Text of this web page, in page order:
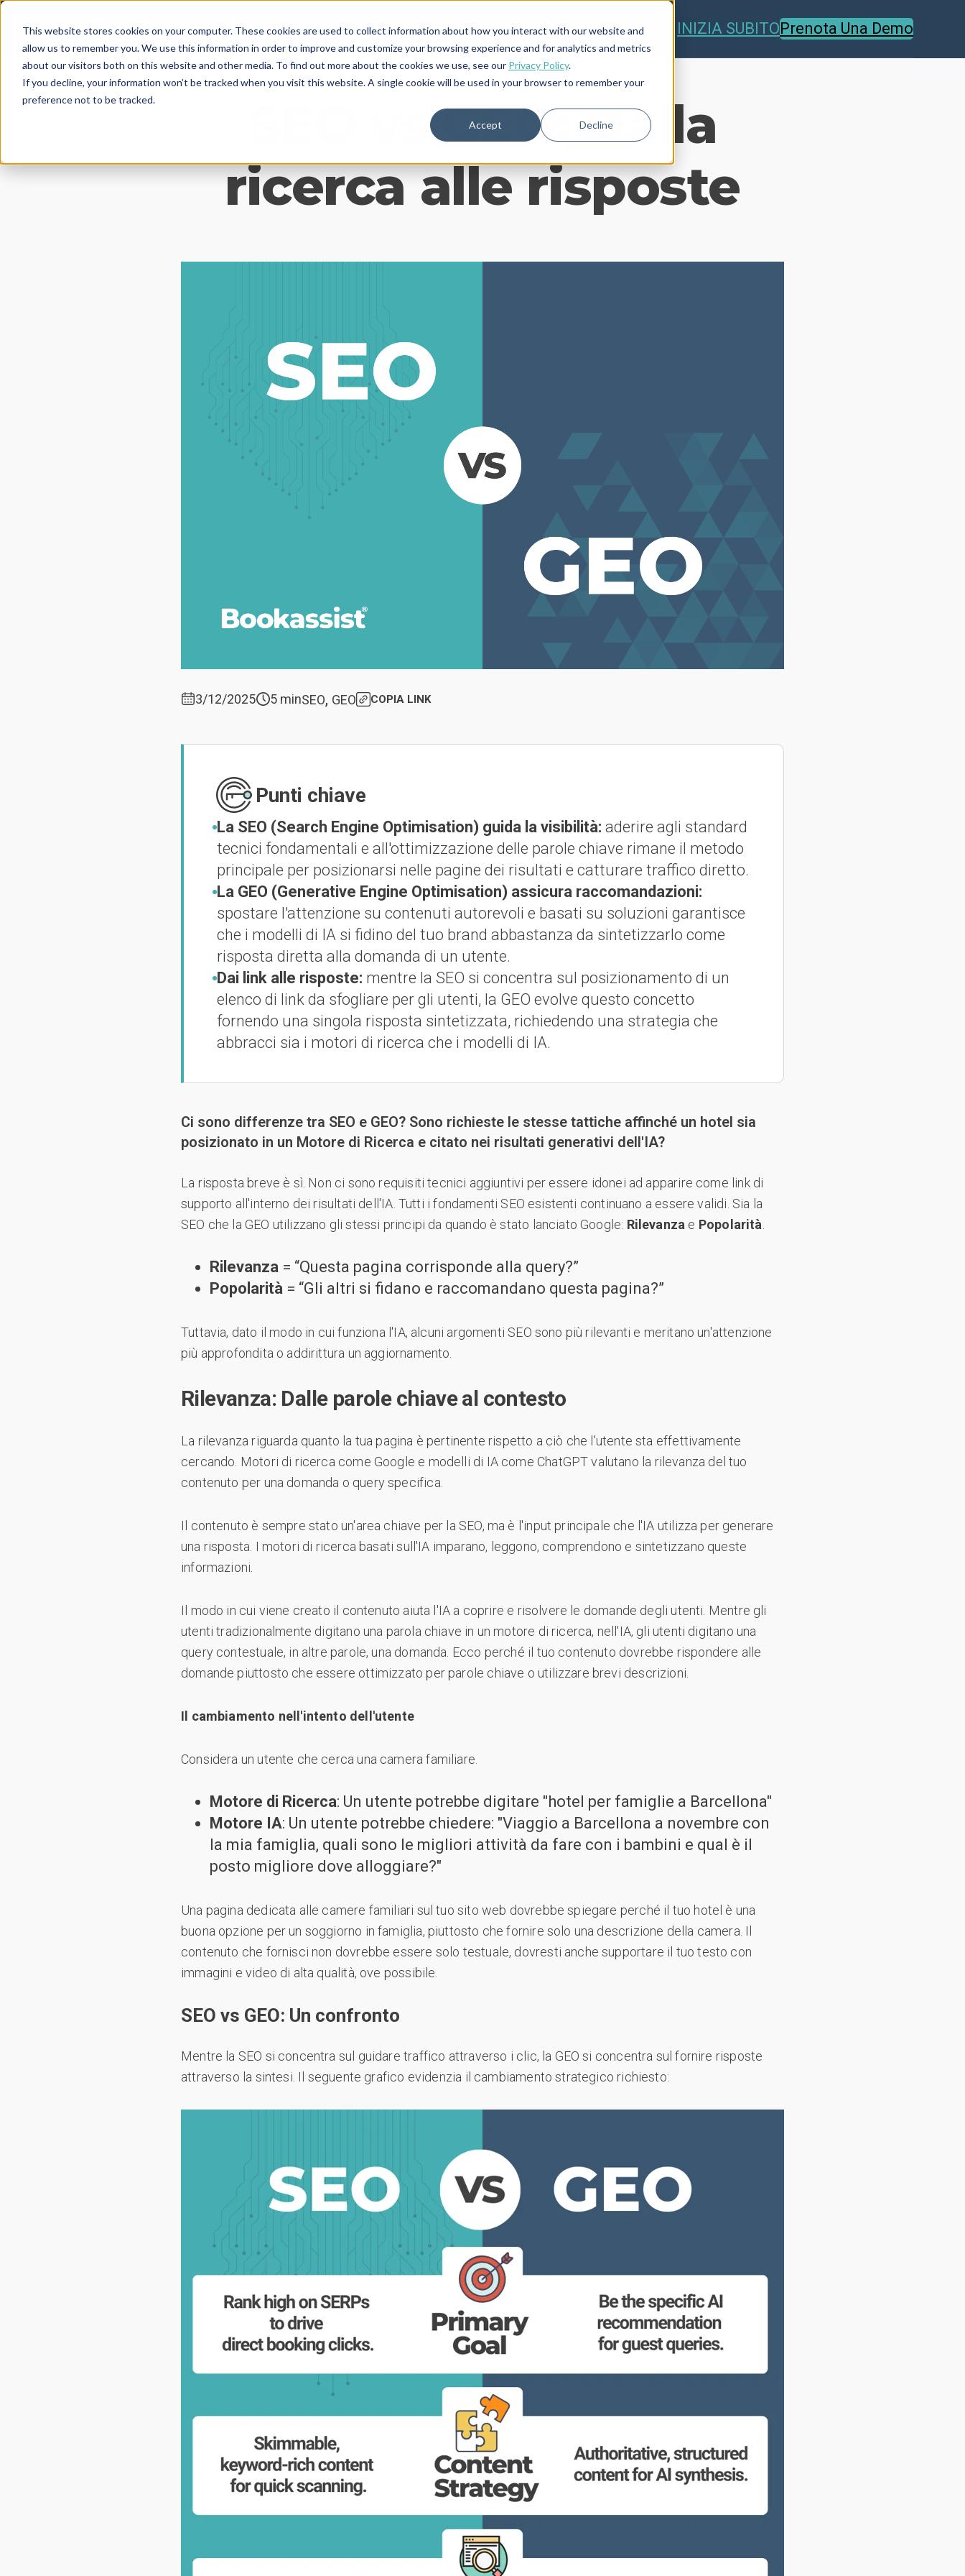
This website stores cookies on your computer. These cookies are used to collect information about how you interact with our website and
allow us to remember you. We use this information in order to improve and customize your browsing experience and for analytics and metrics
about our visitors both on this website and other media. To find out more about the cookies we use, see our Privacy Policy.
If you decline, your information won’t be tracked when you visit this website. A single cookie will be used in your browser to remember your
preference not to be tracked.
Accept Decline
INIZIA SUBITOPrenota Una Demo
SEO vs GEO: Dalla
ricerca alle risposte
3/12/2025 5 minSEO, GEO COPIA LINK
Punti chiave
La SEO (Search Engine Optimisation) guida la visibilità: aderire agli standard
tecnici fondamentali e all'ottimizzazione delle parole chiave rimane il metodo
principale per posizionarsi nelle pagine dei risultati e catturare traffico diretto.
La GEO (Generative Engine Optimisation) assicura raccomandazioni:
spostare l'attenzione su contenuti autorevoli e basati su soluzioni garantisce
che i modelli di IA si fidino del tuo brand abbastanza da sintetizzarlo come
risposta diretta alla domanda di un utente.
Dai link alle risposte: mentre la SEO si concentra sul posizionamento di un
elenco di link da sfogliare per gli utenti, la GEO evolve questo concetto
fornendo una singola risposta sintetizzata, richiedendo una strategia che
abbracci sia i motori di ricerca che i modelli di IA.
Ci sono differenze tra SEO e GEO? Sono richieste le stesse tattiche affinché un hotel sia
posizionato in un Motore di Ricerca e citato nei risultati generativi dell'IA?
La risposta breve è sì. Non ci sono requisiti tecnici aggiuntivi per essere idonei ad apparire come link di
supporto all'interno dei risultati dell'IA. Tutti i fondamenti SEO esistenti continuano a essere validi. Sia la
SEO che la GEO utilizzano gli stessi principi da quando è stato lanciato Google: Rilevanza e Popolarità
Rilevanza = “Questa pagina corrisponde alla query?”
Popolarità = “Gli altri si fidano e raccomandano questa pagina?”
Tuttavia, dato il modo in cui funziona l'IA, alcuni argomenti SEO sono più rilevanti e meritano un'attenzione
più approfondita o addirittura un aggiornamento.
Rilevanza: Dalle parole chiave al contesto
La rilevanza riguarda quanto la tua pagina è pertinente rispetto a ciò che l'utente sta effettivamente
cercando. Motori di ricerca come Google e modelli di IA come ChatGPT valutano la rilevanza del tuo
contenuto per una domanda o query specifica.
Il contenuto è sempre stato un'area chiave per la SEO, ma è l'input principale che l'IA utilizza per generare
una risposta. I motori di ricerca basati sull'IA imparano, leggono, comprendono e sintetizzano queste
informazioni.
Il modo in cui viene creato il contenuto aiuta l'IA a coprire e risolvere le domande degli utenti. Mentre gli
utenti tradizionalmente digitano una parola chiave in un motore di ricerca, nell'IA, gli utenti digitano una
query contestuale, in altre parole, una domanda. Ecco perché il tuo contenuto dovrebbe rispondere alle
domande piuttosto che essere ottimizzato per parole chiave o utilizzare brevi descrizioni.
Il cambiamento nell'intento dell'utente
Considera un utente che cerca una camera familiare.
Motore di Ricerca: Un utente potrebbe digitare "hotel per famiglie a Barcellona"
Motore IA: Un utente potrebbe chiedere: "Viaggio a Barcellona a novembre con
la mia famiglia, quali sono le migliori attività da fare con i bambini e qual è il
posto migliore dove alloggiare?"
Una pagina dedicata alle camere familiari sul tuo sito web dovrebbe spiegare perché il tuo hotel è una
buona opzione per un soggiorno in famiglia, piuttosto che fornire solo una descrizione della camera. Il
contenuto che fornisci non dovrebbe essere solo testuale, dovresti anche supportare il tuo testo con
immagini e video di alta qualità, ove possibile.
SEO vs GEO: Un confronto
Mentre la SEO si concentra sul guidare traffico attraverso i clic, la GEO si concentra sul fornire risposte
attraverso la sintesi. Il seguente grafico evidenzia il cambiamento strategico richiesto: